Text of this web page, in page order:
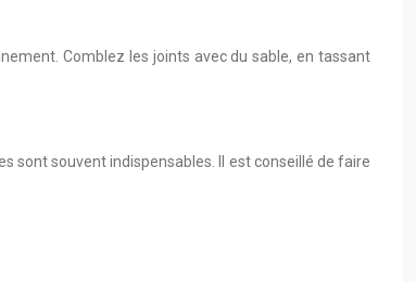
Comblez les joints avec du sable, en tassant
sont souvent indispensables. Il est conseillé de faire